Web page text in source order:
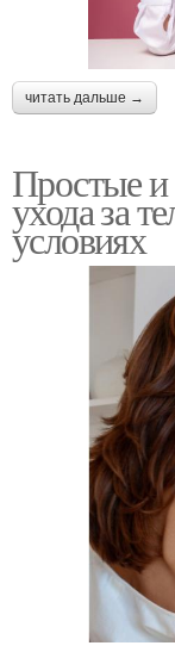
читать дальше →
Простые
ухода за
условиях